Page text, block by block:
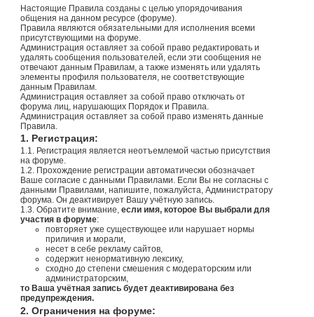
Настоящие Правила созданы с целью упорядочивания
общения на данном ресурсе (форуме).
Правила являются обязательными для исполнения всеми
присутствующими на форуме.
Администрация оставляет за собой право редактировать и
удалять сообщения пользователей, если эти сообщения не
отвечают данным Правилам, а также изменять или удалять
элементы профиля пользователя, не соответствующие
данным Правилам.
Администрация оставляет за собой право отключать от
форума лиц, нарушающих Порядок и Правила.
Администрация оставляет за собой право изменять данные
Правила.
1. Регистрация:
1.1. Регистрация является неотъемлемой частью присутствия
на форуме.
1.2. Прохождение регистрации автоматически обозначает
Ваше согласие с данными Правилами. Если Вы не согласны с
данными Правилами, напишите, пожалуйста, Администратору
форума. Он деактивирует Вашу учётную запись.
1.3. Обратите внимание, если имя, которое Вы выбрали для
участия в форуме:
повторяет уже существующее или нарушает нормы
приличия и морали,
несет в себе рекламу сайтов,
содержит ненормативную лексику,
сходно до степени смешения с модераторским или
администраторским,
то Ваша учётная запись будет деактивирована без
предупреждения.
2. Ограничения на форуме: